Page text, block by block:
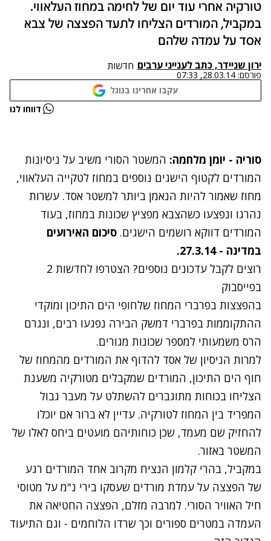
טורקיה אחרי עוד יום של לחימה במחוז העלאווי.
במקביל, המורדים הצליחו לתעד הפצצה של צבא
אסד על עמדה שלהם
ירון שניידר, כתב לענייני ערבים חדשות
פורסם: 28.03.14, 07:33
עקבו אחרינו בגוגל
נתקלנו בבעיה דווחו לנו
סוריה - יומן מלחמה: המשטר הסורי משיב על ניסיונות
המורדים לקטוף הישגים נוספים במחוז לטקייה העלאווי,
מחוז שאמור להיות הנאמן ביותר למשטר אסד. עשרות
נהרגו ונפצעו כשהצבא מפציץ שכונות במחוז, בעוד
המורדים דווקא רושמים הישגים. סיכום האירועים
במדינה - 27.3.14.
רוצים לקבל עדכונים נוספים? הצטרפו לחדשות 2
בפייסבוק
בהפצצות בפרברי המחוז שלחופי הים התיכון ומוקדי
ההתקוממות בפרברי דמשק הבירה נפגעו רבים, ונגרם
הרס משמעותי למספר שכונות מגורים.
למרות הניסיון של אסד להדוף את המורדים מהמחוז של
חוף הים התיכון, המורדים שמקבלים מטורקיה משענת
הצליחו בכוחות מתוגברים להשתלט על מעבר גבול
המפריד בין המחוז לטורקיה. עדיין לא ברור אם יוכלו
להחזיק שם מעמד, שכן כוחותיהם מועטים ביחס לאלו של
המשטר באזור.
במקביל, בהרי קלמון הנציח מקרוב אחד המורדים רגע
של הפצצה על עמדת מורדים שעסקו בירי נ"מ על מטוסי
חיל האוויר הסורי. למרבה מזלם, הפצצה החטיאה את
העמדה במטרים ספורים וכך שרדו הלוחמים - וגם התיעוד